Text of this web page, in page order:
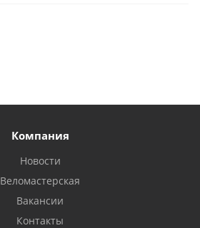
Компания
Новости
Веломастерская
Вакансии
Контакты